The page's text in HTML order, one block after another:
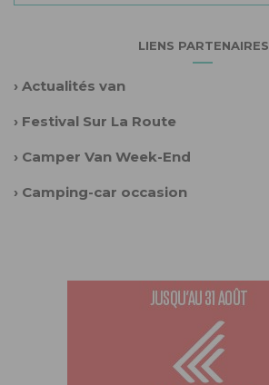
LIENS PARTENAIRES
› Actualités van
› Festival Sur La Route
› Camper Van Week-End
› Camping-car occasion